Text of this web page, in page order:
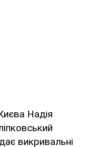
Надія
дає викривальні